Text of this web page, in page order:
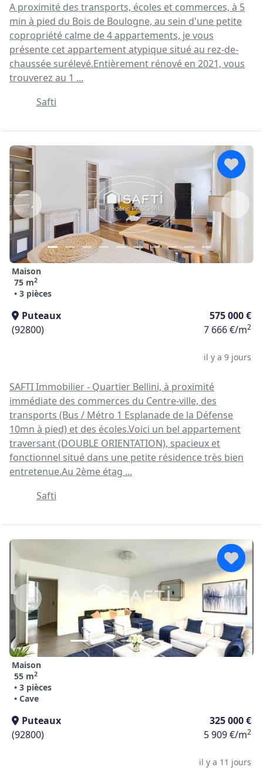
A proximité des transports, écoles et commerces, à 5
min à pied du Bois de Boulogne, au sein d'une petite
copropriété calme de 4 appartements, je vous
présente cet appartement atypique situé au rez-de-
chaussée surélevé.Entièrement rénové en 2021, vous
trouverez au 1 ...
Safti
Maison
75 m2
• 3 pièces
Puteaux
575 000 €
(92800)
7 666 €/m2
il y a 9 jours
SAFTI Immobilier - Quartier Bellini, à proximité
immédiate des commerces du Centre-ville, des
transports (Bus / Métro 1 Esplanade de la Défense
10mn à pied) et des écoles.Voici un bel appartement
traversant (DOUBLE ORIENTATION), spacieux et
fonctionnel situé dans une petite résidence très bien
entretenue.Au 2ème étag ...
Safti
Maison
55 m2
• 3 pièces
• Cave
Puteaux
325 000 €
(92800)
5 909 €/m2
il y a 11 jours